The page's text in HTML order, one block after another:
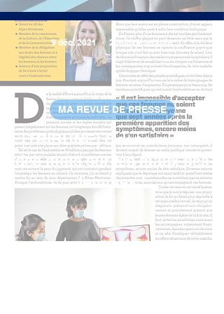
[TRIBUNE] Osons mettre
des mots sur les maux des
femmes !
MA REVUE DE PRESSE
9 déc. 2021 2 min de lecture